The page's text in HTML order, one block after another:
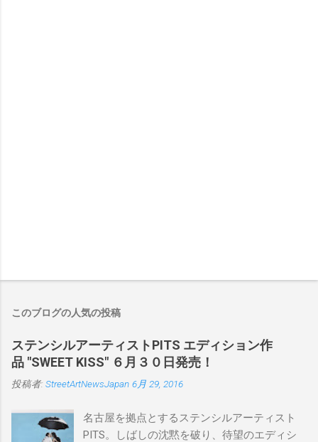
このブログの人気の投稿
ステンシルアーティストPITS エディション作
品 "SWEET KISS" ６月３０日発売！
投稿者: StreetArtNewsJapan 6月 29, 2016
名古屋を拠点とするステンシルアーティスト
PITS。しばしの沈黙を破り、待望のエディシ